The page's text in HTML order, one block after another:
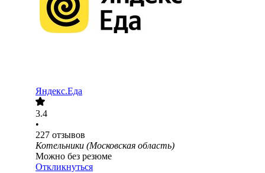
Яндекс.Еда
3.4
•
227 отзывов
Котельники (Московская область)
Можно без резюме
Откликнуться